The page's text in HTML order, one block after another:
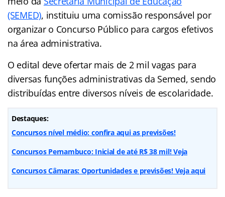
(SEMED), instituiu uma comissão responsável por
organizar o Concurso Público para cargos efetivos
na área administrativa.
O edital deve ofertar mais de 2 mil vagas para
diversas funções administrativas da Semed, sendo
distribuídas entre diversos níveis de escolaridade.
Destaques:
Concursos nível médio: confira aqui as previsões!
Concursos Pernambuco: Inicial de até R$ 38 mil! Veja
Concursos Câmaras: Oportunidades e previsões! Veja aqui